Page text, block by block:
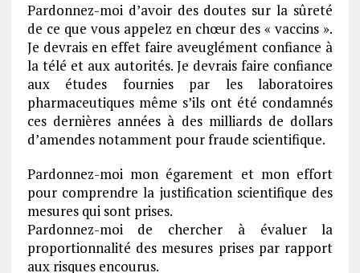
Pardonnez-moi d’avoir des doutes sur la sûreté
de ce que vous appelez en chœur des « vaccins ».
Je devrais en effet faire aveuglément confiance à
la télé et aux autorités. Je devrais faire confiance
aux études fournies par les laboratoires
pharmaceutiques même s’ils ont été condamnés
ces dernières années à des milliards de dollars
d’amendes notamment pour fraude scientifique.
Pardonnez-moi mon égarement et mon effort
pour comprendre la justification scientifique des
mesures qui sont prises.
Pardonnez-moi de chercher à évaluer la
proportionnalité des mesures prises par rapport
aux risques encourus.